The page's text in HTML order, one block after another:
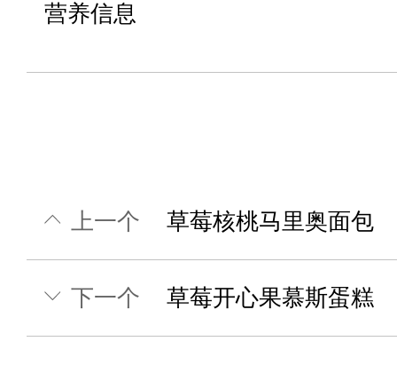
营养信息
上一个 草莓核桃马里奥面包
下一个 草莓开心果慕斯蛋糕